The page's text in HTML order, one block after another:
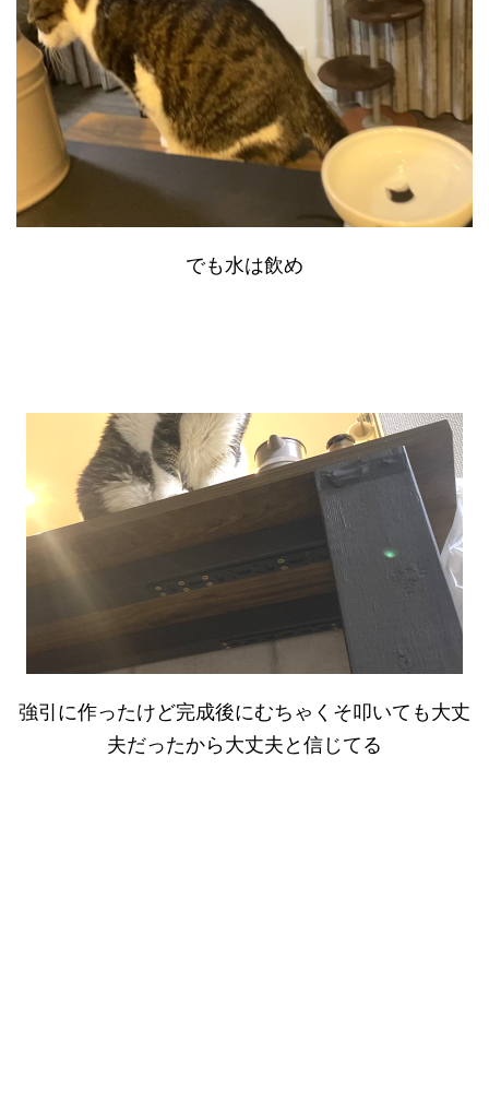
でも水は飲め
強引に作ったけど完成後にむちゃくそ叩いても大丈
夫だったから大丈夫と信じてる